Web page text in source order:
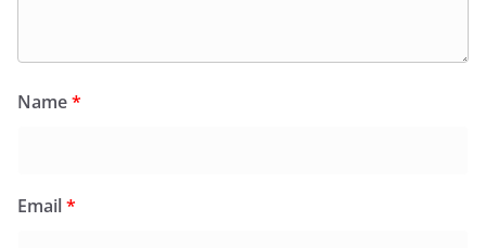
Name*
Email*